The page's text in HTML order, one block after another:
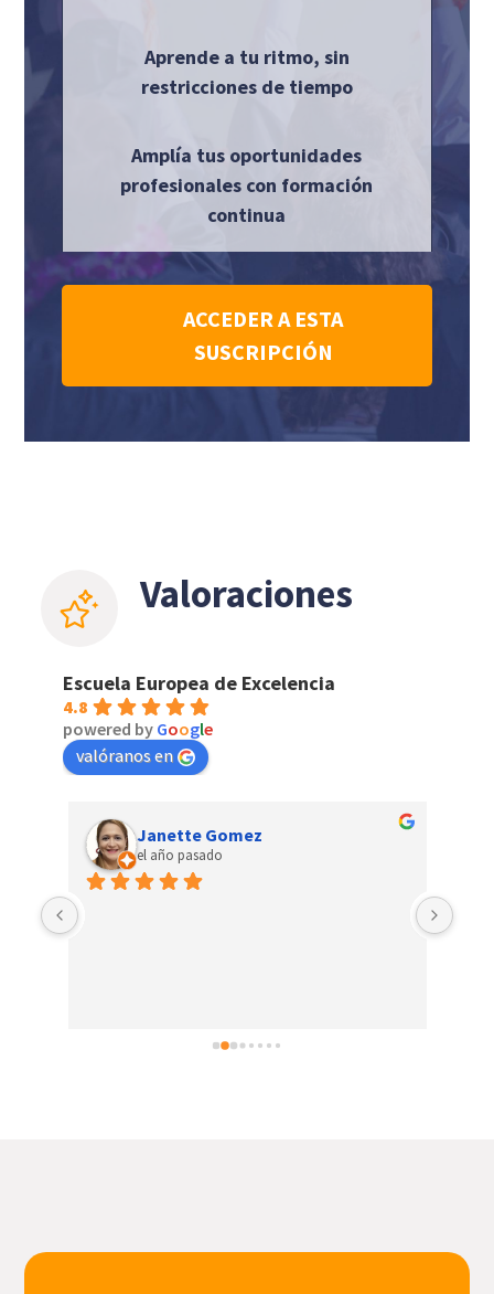
Aprende a tu ritmo, sin
restricciones de tiempo
Amplía tus oportunidades
profesionales con formación
continua
ACCEDER A ESTA
SUSCRIPCIÓN
Valoraciones
Escuela Europea de Excelencia
4.8
powered by Google
valóranos en
Janette Gomez
el año pasado